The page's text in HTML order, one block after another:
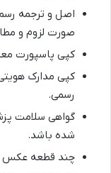
اصل و ترجمه
صورت لزوم و
کپی پاسپورت معتبر با
کپی مدارک
رسمی.
گواهی سلامت
شده باشد.
چند قطعه عکس